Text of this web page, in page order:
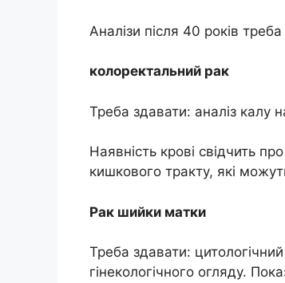
Аналізи після 40 років
колоректальний рак
Треба здавати: аналіз калу
Наявність крові свідчить
кишкового тракту, які
Рак шийки матки
Треба здавати:
гінекологічного огляду.